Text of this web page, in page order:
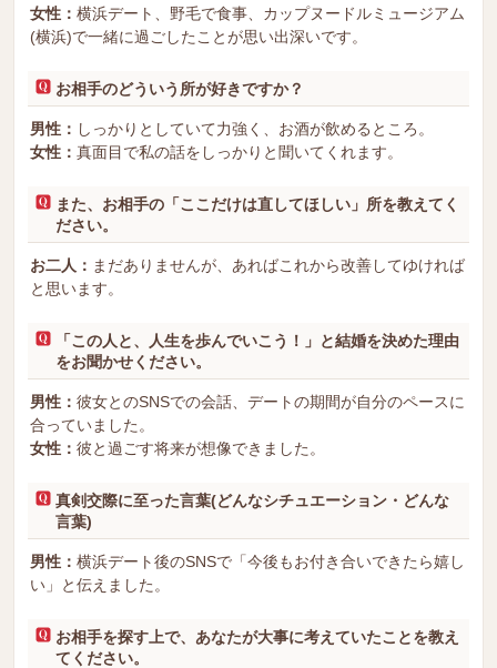
女性： 横浜デート、野毛で食事、カップヌードルミュージアム
(横浜)で一緒に過ごしたことが思い出深いです。
お相手のどういう所が好きですか？
男性： しっかりとしていて力強く、お酒が飲めるところ。
女性： 真面目で私の話をしっかりと聞いてくれます。
また、お相手の「ここだけは直してほしい」所を教えてく
ださい。
お二人： まだありませんが、あればこれから改善してゆければ
と思います。
「この人と、人生を歩んでいこう！」と結婚を決めた理由
をお聞かせください。
男性： 彼女とのSNSでの会話、デートの期間が自分のペースに
合っていました。
女性： 彼と過ごす将来が想像できました。
真剣交際に至った言葉(どんなシチュエーション・どんな
言葉)
男性： 横浜デート後のSNSで「今後もお付き合いできたら嬉し
い」と伝えました。
お相手を探す上で、あなたが大事に考えていたことを教え
てください。